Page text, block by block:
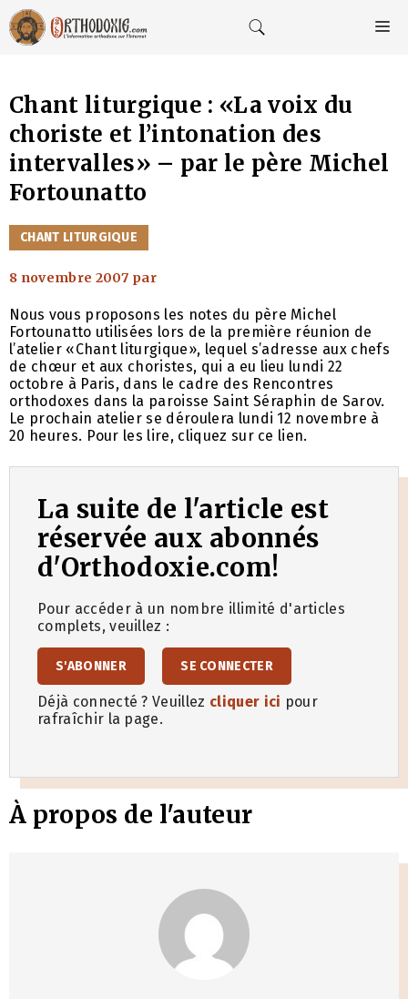
Aller
au
contenu
Chant liturgique : «La voix du
choriste et l’intonation des
intervalles» – par le père Michel
Fortounatto
CATÉGORIES
CHANT LITURGIQUE
8 novembre 2007 par
Nous vous proposons les notes du père Michel
Fortounatto utilisées lors de la première réunion de
l’atelier «Chant liturgique», lequel s’adresse aux chefs
de chœur et aux choristes, qui a eu lieu lundi 22
octobre à Paris, dans le cadre des Rencontres
orthodoxes dans la paroisse Saint Séraphin de Sarov.
Le prochain atelier se déroulera lundi 12 novembre à
20 heures. Pour les lire, cliquez sur ce lien.
La suite de l'article est
réservée aux abonnés
d'Orthodoxie.com!
Pour accéder à un nombre illimité d'articles
complets, veuillez :
S'ABONNER SE CONNECTER
Déjà connecté ? Veuillez cliquer ici pour
rafraîchir la page.
À propos de l'auteur